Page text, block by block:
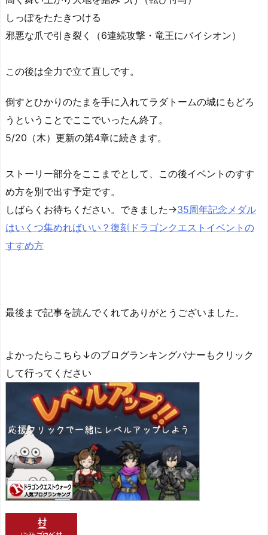
しっぽをたたきつける
邪悪な爪で引き裂く（6連続攻撃・竜王にバイシオン）
この後は全力で立て直しです。
倒すとひかりのたまを手に入れてラダトームの城にもどろ
うということでここでいったん終了。
5/20（木）更新の第4章に続きます。
ストーリー部分をここまでとして、この後イベントのすす
め方を別で出す予定です。
しばらくお待ちください。できました→35周年記念メダル
はいくつ集めればいい？復刻ドラゴンクエストイベントの
すすめ方
最後まで記事を読んでくれてありがとうございました。
よかったらこちら↓のブログランキングバナーもクリック
して行ってください